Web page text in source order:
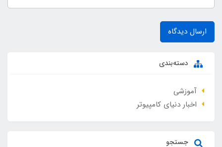
ارسال دیدگاه
دسته‌بندی
آموزشی
اخبار دنیای کامپیوتر
جستجو